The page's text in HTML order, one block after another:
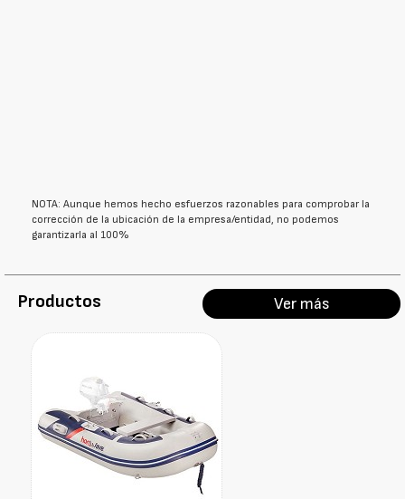
NOTA: Aunque hemos hecho esfuerzos razonables para comprobar la
corrección de la ubicación de la empresa/entidad, no podemos
garantizarla al 100%
Productos Ver más